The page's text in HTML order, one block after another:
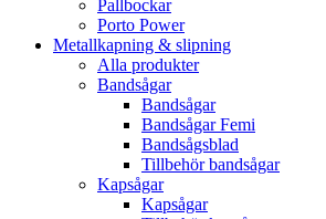
Pallbockar
Porto Power
Metallkapning & slipning
Alla produkter
Bandsågar
Bandsågar
Bandsågar Femi
Bandsågsblad
Tillbehör bandsågar
Kapsågar
Kapsågar